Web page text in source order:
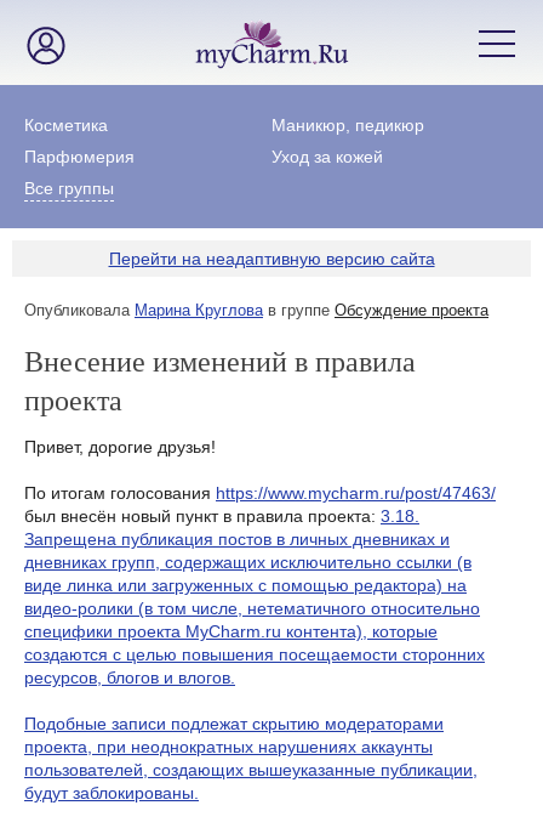
Косметика
Маникюр, педикюр
Парфюмерия
Уход за кожей
Все группы
Перейти на неадаптивную версию сайта
Опубликовала Марина Кругловав группе Обсуждение проекта
Внесение изменений в правила
проекта
Привет, дорогие друзья!
По итогам голосования https://www.mycharm.ru/post/47463/
был внесён новый пункт в правила проекта: 3.18.
Запрещена публикация постов в личных дневниках и
дневниках групп, содержащих исключительно ссылки (в
виде линка или загруженных с помощью редактора) на
видео-ролики (в том числе, нетематичного относительно
специфики проекта MyCharm.ru контента), которые
создаются с целью повышения посещаемости сторонних
ресурсов, блогов и влогов.
Подобные записи подлежат скрытию модераторами
проекта, при неоднократных нарушениях аккаунты
пользователей, создающих вышеуказанные публикации,
будут заблокированы.